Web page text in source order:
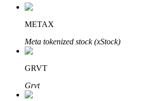
Эксклюзивные инвестиции для
METAX
Meta tokenized stock (xStock)
GRVT
Grvt